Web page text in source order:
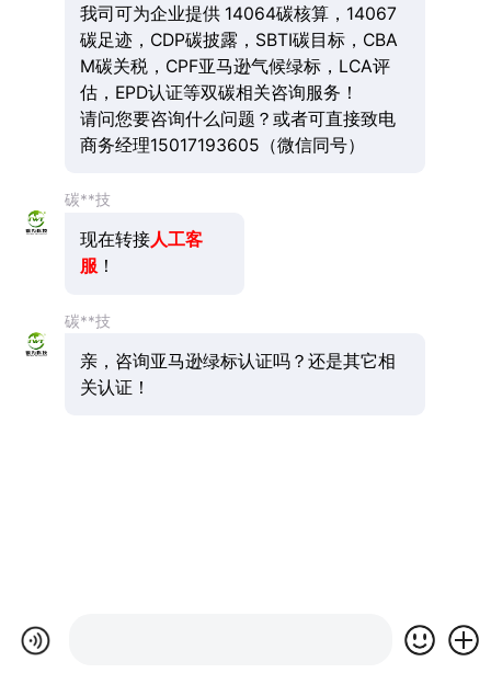
我司可为企业提供 14064碳核算，14067
碳足迹，CDP碳披露，SBTI碳目标，CBA
M碳关税，CPF亚马逊气候绿标，LCA评
估，EPD认证等双碳相关咨询服务！
请问您要咨询什么问题？或者可直接致电
商务经理15017193605（微信同号）
碳**技
现在转接人工客
服！
碳**技
亲，咨询亚马逊绿标认证吗？还是其它相
关认证！